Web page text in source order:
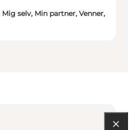
selv, Min partner, Venner,